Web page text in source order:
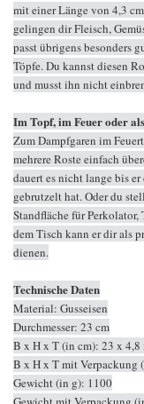
mit einer Länge von 4,3
gelingen dir Fleisch,
passt übrigens besonders
Töpfe. Du kannst diesen
und musst ihn nicht
Im Topf, im Feuer oder
Zum Dampfgaren im
mehrere Roste einfach
dauert es nicht lange bis
gebrutzelt hat. Oder du
Standfläche für Perkolator,
dem Tisch kann er dir als
dienen.
Technische Daten
Material: Gusseisen
Durchmesser: 23 cm
B x H x T (in cm): 23 x 4,8
B x H x T mit Verpackung
Gewicht (in g): 1100